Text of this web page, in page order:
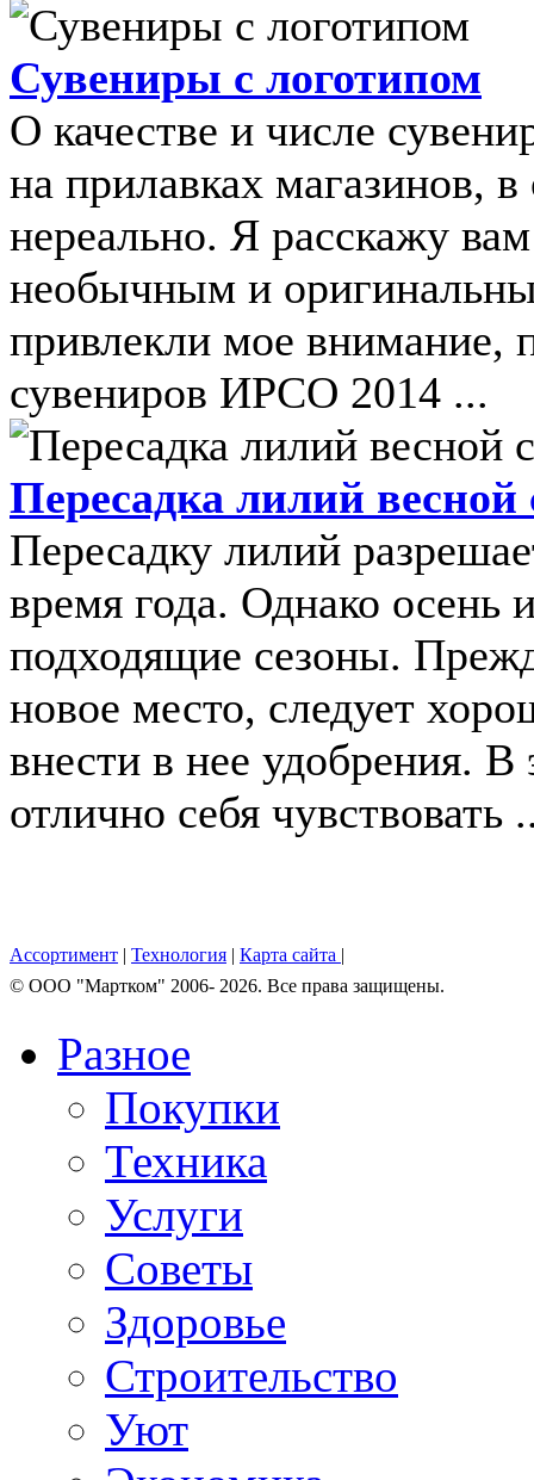
Сувениры с логотипом
О качестве и числе
на прилавках магазинов, в
нереально. Я расскажу
необычным и
привлекли мое внимание,
сувениров ИРСО 2014 ...
Пересадка лилий весной
Пересадку лилий
время года. Однако осень
подходящие сезоны.
новое место, следует
внести в нее удобрения. В
отлично себя чувствовать
Ассортимент | Технология | Карта сайта |
© OOO "Мартком" 2006- 2026. Все права защищены.
Разное
Покупки
Техника
Услуги
Советы
Здоровье
Строительство
Уют